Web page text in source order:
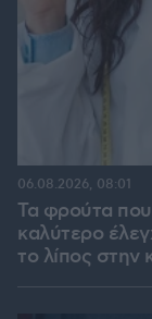
Τα φρούτα που
καλύτερο
το λίπος στην
06.08.2026, 08:01